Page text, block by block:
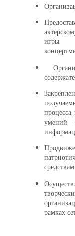
игры
умений
рамках